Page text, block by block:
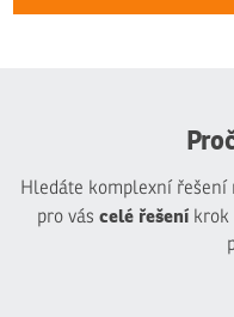
Hledáte komplexní
pro vás celé řešeníkrok